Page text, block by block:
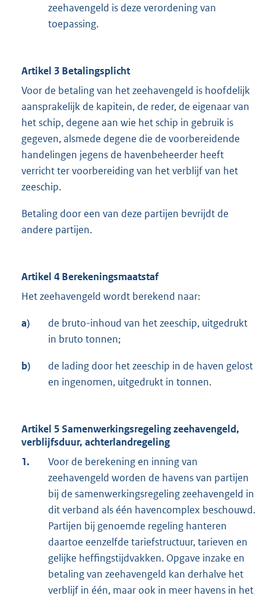
zeehavengeld is deze verordening van
toepassing.
Artikel 3 Betalingsplicht
Voor de betaling van het zeehavengeld is hoofdelijk
aansprakelijk de kapitein, de reder, de eigenaar van
het schip, degene aan wie het schip in gebruik is
gegeven, alsmede degene die de voorbereidende
handelingen jegens de havenbeheerder heeft
verricht ter voorbereiding van het verblijf van het
zeeschip.
Betaling door een van deze partijen bevrijdt de
andere partijen.
Artikel 4 Berekeningsmaatstaf
Het zeehavengeld wordt berekend naar:
a)
de bruto-inhoud van het zeeschip, uitgedrukt
in bruto tonnen;
b)
de lading door het zeeschip in de haven gelost
en ingenomen, uitgedrukt in tonnen.
Artikel 5 Samenwerkingsregeling zeehavengeld,
verblijfsduur, achterlandregeling
1.
Voor de berekening en inning van
zeehavengeld worden de havens van partijen
bij de samenwerkingsregeling zeehavengeld in
dit verband als één havencomplex beschouwd.
Partijen bij genoemde regeling hanteren
daartoe eenzelfde tariefstructuur, tarieven en
gelijke heffingstijdvakken. Opgave inzake en
betaling van zeehavengeld kan derhalve het
verblijf in één, maar ook in meer havens in het